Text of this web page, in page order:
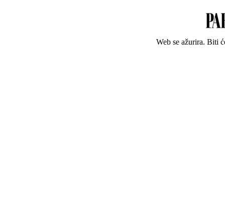
Web se ažurira. Biti